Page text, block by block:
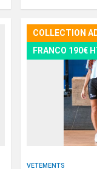
COLLECTION
FRANCO 190€
VETEMENTS